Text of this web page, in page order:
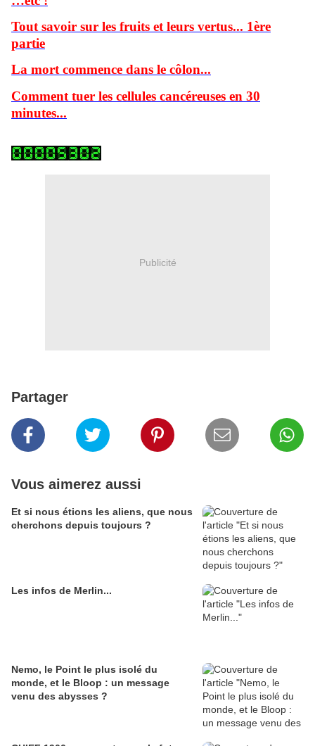
Tout savoir sur les fruits et leurs vertus... 1ère
partie
La mort commence dans le côlon...
Comment tuer les cellules cancéreuses en 30
minutes...
Publicité
Partager
Vous aimerez aussi
Et si nous étions les aliens, que nous
cherchons depuis toujours ?
Les infos de Merlin...
Nemo, le Point le plus isolé du
monde, et le Bloop : un message
venu des abysses ?